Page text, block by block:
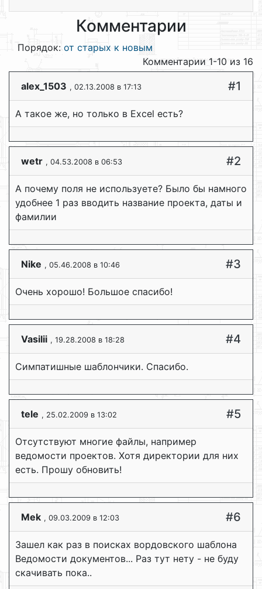
Комментарии
Порядок: от старых к новым
Комментарии 1-10 из 16
alex_1503 , 02.13.2008 в 17:13 #1
А такое же, но только в Excel есть?
wetr , 04.53.2008 в 06:53 #2
А почему поля не используете? Было бы намного
удобнее 1 раз вводить название проекта, даты и
фамилии
Nike , 05.46.2008 в 10:46 #3
Очень хорошо! Большое спасибо!
Vasilii , 19.28.2008 в 18:28 #4
Симпатишные шаблончики. Спасибо.
tele , 25.02.2009 в 13:02 #5
Отсутствуют многие файлы, например
ведомости проектов. Хотя директории для них
есть. Прошу обновить!
Mek , 09.03.2009 в 12:03 #6
Зашел как раз в поисках вордовского шаблона
Ведомости документов... Раз тут нету - не буду
скачивать пока..